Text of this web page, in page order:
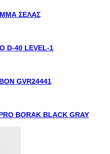
ΣΕΛΑΣ
D-40 LEVEL-1
GVR24441
BORAK BLACK GRAY